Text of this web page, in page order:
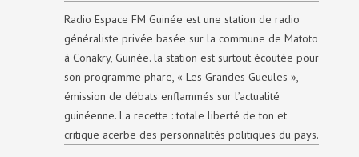
Radio Espace FM Guinée est une station de radio
généraliste privée basée sur la commune de Matoto
à Conakry, Guinée. la station est surtout écoutée pour
son programme phare, « Les Grandes Gueules »,
émission de débats enflammés sur l’actualité
guinéenne. La recette : totale liberté de ton et
critique acerbe des personnalités politiques du pays.